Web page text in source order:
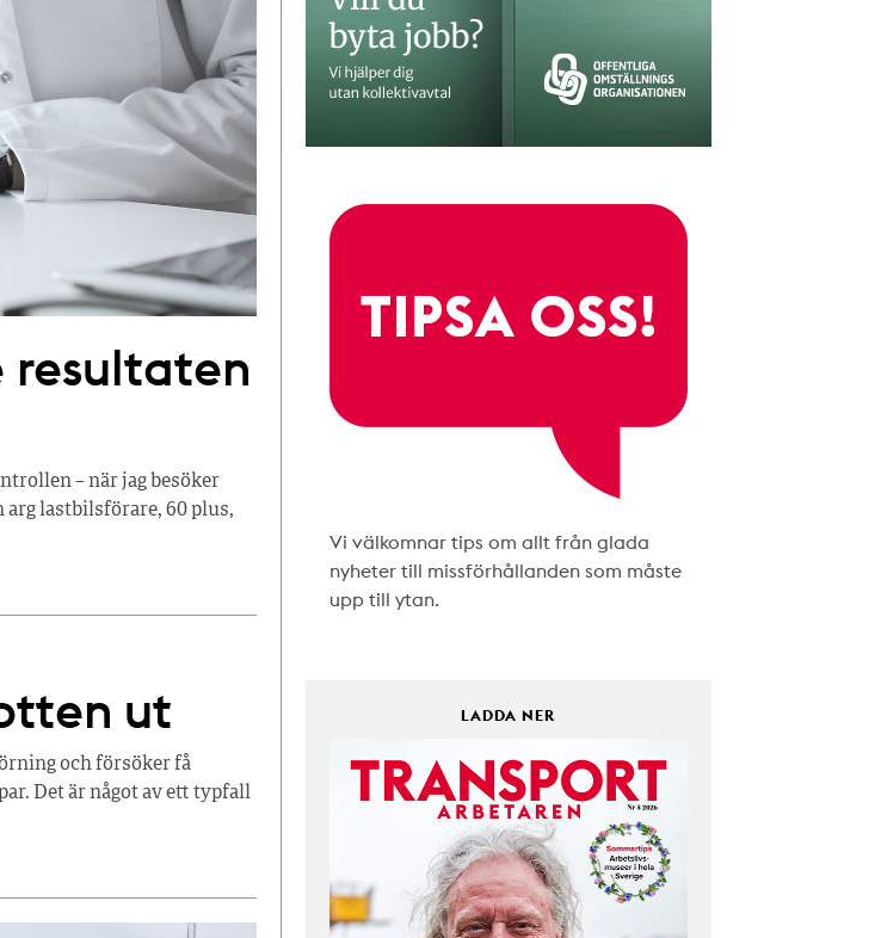
– när jag besöker
lastbilsförare, 60 plus,
ut
och försöker få
Det är något av ett typfall
Vi välkomnar tips om allt från glada
nyheter till missförhållanden som måste
upp till ytan.
LADDA NER